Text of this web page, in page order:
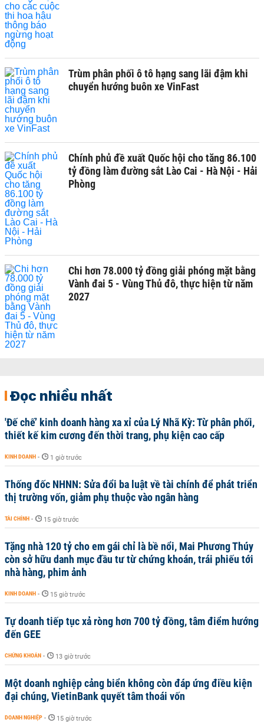
Trùm phân phối ô tô hạng sang lãi đậm khi
chuyển hướng buôn xe VinFast
Chính phủ đề xuất Quốc hội cho tăng 86.100
tỷ đồng làm đường sắt Lào Cai - Hà Nội - Hải
Phòng
Chi hơn 78.000 tỷ đồng giải phóng mặt bằng
Vành đai 5 - Vùng Thủ đô, thực hiện từ năm
2027
Đọc nhiều nhất
'Đế chế’ kinh doanh hàng xa xỉ của Lý Nhã Kỳ: Từ phân phối,
thiết kế kim cương đến thời trang, phụ kiện cao cấp
KINH DOANH - 1 giờ trước
Thống đốc NHNN: Sửa đổi ba luật về tài chính để phát triển
thị trường vốn, giảm phụ thuộc vào ngân hàng
TÀI CHÍNH - 15 giờ trước
Tặng nhà 120 tỷ cho em gái chỉ là bề nổi, Mai Phương Thúy
còn sở hữu danh mục đầu tư từ chứng khoán, trái phiếu tới
nhà hàng, phim ảnh
KINH DOANH - 15 giờ trước
Tự doanh tiếp tục xả ròng hơn 700 tỷ đồng, tâm điểm hướng
đến GEE
CHỨNG KHOÁN - 13 giờ trước
Một doanh nghiệp cảng biển không còn đáp ứng điều kiện
đại chúng, VietinBank quyết tâm thoái vốn
DOANH NGHIỆP - 15 giờ trước